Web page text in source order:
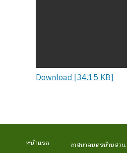
Download [34.15 KB]
หน้าแรก
เทศบาลนครบ้านสวน